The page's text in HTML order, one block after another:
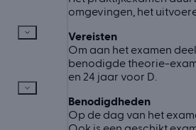
omgevingen, het
Vereisten
Om aan het examen
benodigde theorie-
en 24 jaar voor D.
Benodigdheden
Op de dag van het